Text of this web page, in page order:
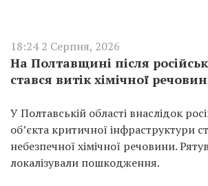
18:24 2 Серпня, 2026
На Полтавщині після
стався витік хімічної
У Полтавській області внаслідок
об’єкта критичної інфраструктури
небезпечної хімічної речовини.
локалізували пошкодження.